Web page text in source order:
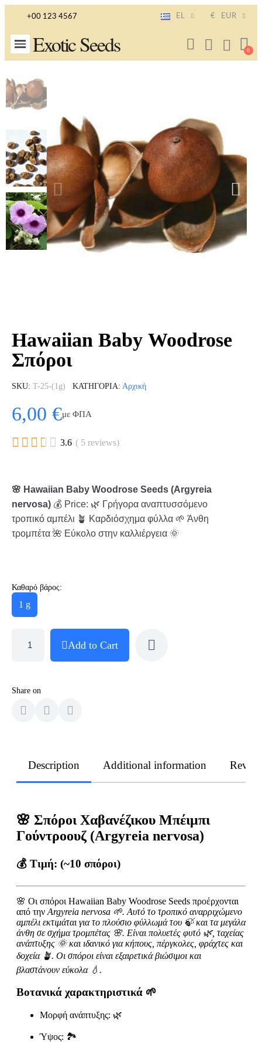
+00 123 4567 EL € EUR
Exotic Seeds
Hawaiian Baby Woodrose
Σπόροι
SKU T-25-(1g) ΚΑΤΗΓΟΡΊΑ Αρχική
6,00 €με ΦΠΑ
     3.6 ( 5 reviews)
🌸 Hawaiian Baby Woodrose Seeds (Argyreia
nervosa) 💰 Price: 🌿 Γρήγορα αναπτυσσόμενο
τροπικό αμπέλι 🪴 Καρδιόσχημα φύλλα 🌱 Άνθη
τρομπέτα 🌺 Εύκολο στην καλλιέργεια 🌞
Καθαρό βάρος:
1 g
Add to Cart
Share on
Description Additional information
🌸 Σπόροι Χαβανέζικου Μπέιμπι
Γούντροουζ (Argyreia nervosa)
💰 Τιμή: (~10 σπόροι)
🌸 Οι σπόροι Hawaiian Baby Woodrose Seeds προέρχονται
από την Argyreia nervosa 🌱. Αυτό το τροπικό αναρριχώμενο
αμπέλι εκτιμάται για το πλούσιο φύλλωμά του 🍃 και τα μεγάλα
άνθη σε σχήμα τρομπέτας 🌸. Είναι πολυετές φυτό 🌿, ταχείας
ανάπτυξης 🌞 και ιδανικό για κήπους, πέργκολες, φράχτες και
δοχεία 🪴. Οι σπόροι είναι εξαιρετικά βιώσιμοι και
βλαστάνουν εύκολα 💧.
Βοτανικά χαρακτηριστικά 🌱
Μορφή ανάπτυξης: 🌿
Ύψος: 🏞️